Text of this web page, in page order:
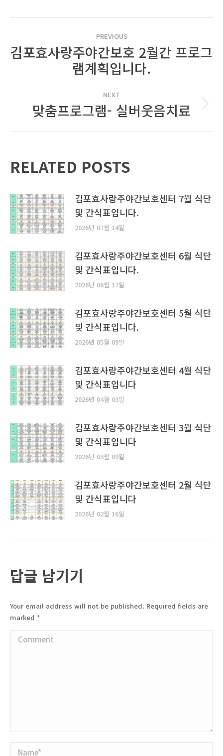
NAVIGATION
PREVIOUS
Previous
post:
김포효사랑주야간보호 2월간 프로그
램계획입니다.
NEXT
Next
맞춤프로그램- 실버웃음치료
RELATED POSTS
김포효사랑주야간보호센터 7월 식단
및 간식표입니다.
2026년 07월 14일
김포효사랑주야간보호센터 6월 식단
및 간식표입니다.
2026년 06월 17일
김포효사랑주야간보호센터 5월 식단
및 간식표입니다.
2026년 05월 09일
김포효사랑주야간보호센터 4월 식단
및 간식표입니다
2026년 04월 03일
김포효사랑주야간보호센터 3월 식단
및 간식표입니다
2026년 03월 09일
김포효사랑주야간보호센터 2월 식단
및 간식표입니다
2026년 02월 16일
답글 남기기
Your email address will not be published. Required fields are
marked *
Comment
Name *